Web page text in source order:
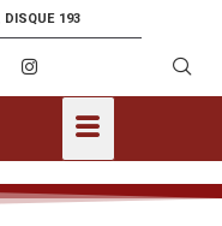
DISQUE 193